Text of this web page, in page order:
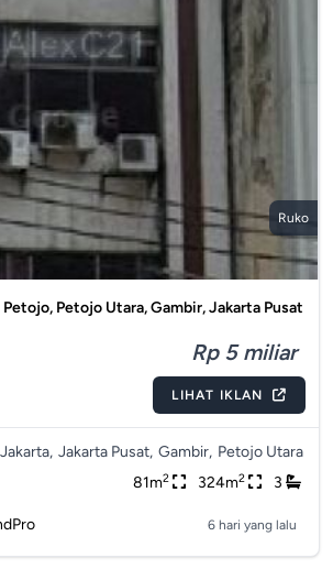
Ruko
Petojo Utara, Gambir, Jakarta Pusat
Rp 5 miliar
LIHAT IKLAN
Jakarta Pusat, Gambir, Petojo Utara
81m2 324m2 3
6 hari yang lalu